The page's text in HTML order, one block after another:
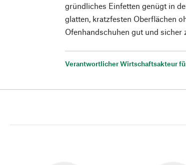
gründliches Einfetten genügt in
glatten, kratzfesten Oberflächen
Ofenhandschuhen gut und
Verantwortlicher Wirtschaftsakteur